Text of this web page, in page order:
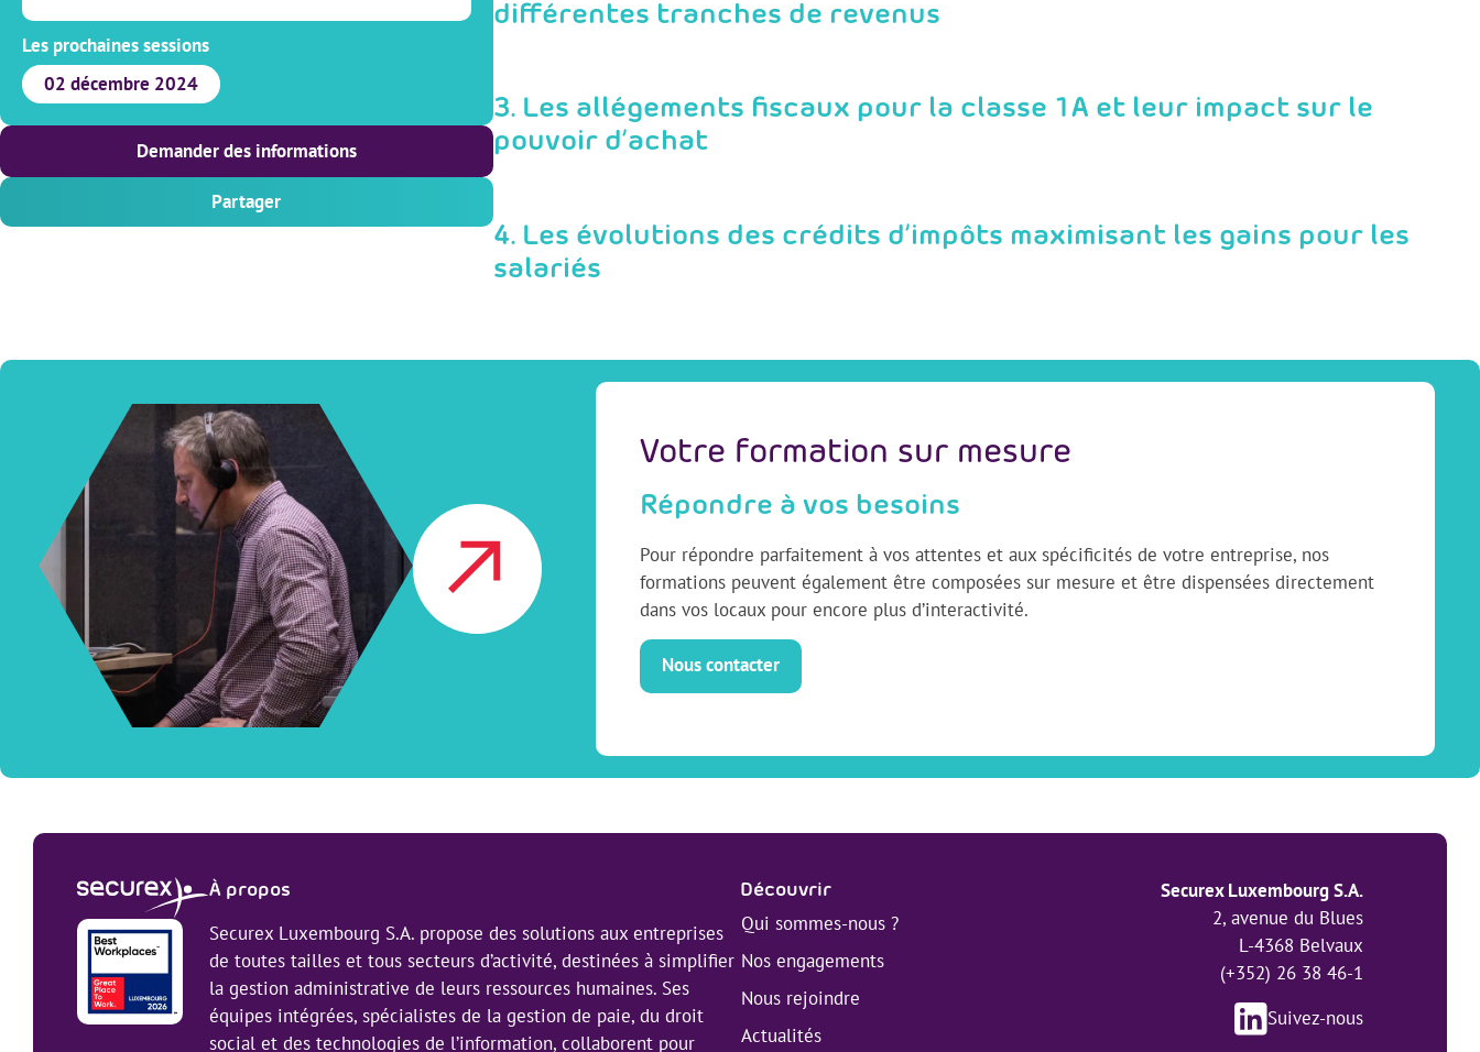
Les prochaines sessions
02 décembre 2024
Demander des informations
Partager
différentes tranches de revenus
3. Les allégements fiscaux pour la classe 1A et leur impact sur le
pouvoir d’achat
4. Les évolutions des crédits d’impôts maximisant les gains pour les
salariés
Votre formation sur mesure
Répondre à vos besoins
Pour répondre parfaitement à vos attentes et aux spécificités de votre entreprise, nos
formations peuvent également être composées sur mesure et être dispensées directement
dans vos locaux pour encore plus d’interactivité.
Nous contacter
À propos
Securex Luxembourg S.A. propose des solutions aux entreprises
de toutes tailles et tous secteurs d’activité, destinées à simplifier
la gestion administrative de leurs ressources humaines. Ses
équipes intégrées, spécialistes de la gestion de paie, du droit
social et des technologies de l’information, collaborent pour
Découvrir
Qui sommes-nous ?
Nos engagements
Nous rejoindre
Actualités
Securex Luxembourg S.A.
2, avenue du Blues
L-4368 Belvaux
(+352) 26 38 46-1
Suivez-nous